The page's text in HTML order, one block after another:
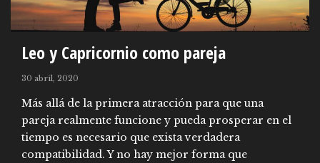
Leo y Capricornio como pareja
30 abril, 2020
Más allá de la primera atracción para que una
pareja realmente funcione y pueda prosperar en el
tiempo es necesario que exista verdadera
compatibilidad. Y no hay mejor forma que